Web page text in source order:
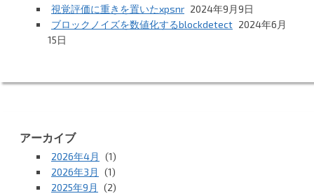
視覚評価に重きを置いたxpsnr 2024年9月9日
ブロックノイズを数値化するblockdetect 2024年6月
15日
アーカイブ
2026年4月
(1)
2026年3月
(1)
2025年9月
(2)